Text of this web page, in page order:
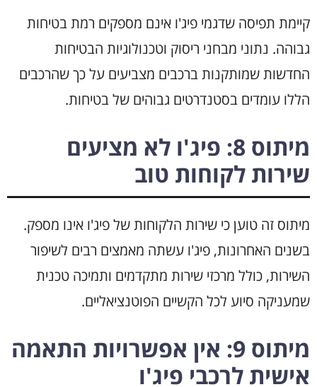
קיימת תפיסה שדגמי פיג'ו אינם מספקים רמת בטיחות
גבוהה. נתוני מבחני ריסוק וטכנולוגיות הבטיחות
החדשות שמותקנות ברכבים מצביעים על כך שהרכבים
הללו עומדים בסטנדרטים גבוהים של בטיחות.
מיתוס 8: פיג'ו לא מציעים
שירות לקוחות טוב
מיתוס זה טוען כי שירות הלקוחות של פיג'ו אינו מספק.
בשנים האחרונות, פיג'ו עשתה מאמצים רבים לשיפור
השירות, כולל מרכזי שירות מתקדמים ותמיכה טכנית
שמעניקה סיוע לכל הקשיים הפוטנציאליים.
מיתוס 9: אין אפשרויות התאמה
אישית לרכבי פיג'ו